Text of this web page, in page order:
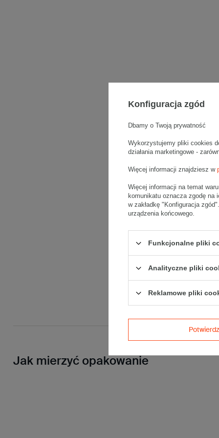
Jak mierzyć opakowanie
Konfiguracja zgód
Dbamy o Twoją prywatność
Wykorzystujemy pliki cookies
działania marketingowe -
Więcej informacji znajdziesz w
Więcej informacji na temat
komunikatu oznacza zgodę na
w zakładkę "Konfiguracja
urządzenia końcowego.
Funkcjonalne pliki
Analityczne pliki
Reklamowe pliki